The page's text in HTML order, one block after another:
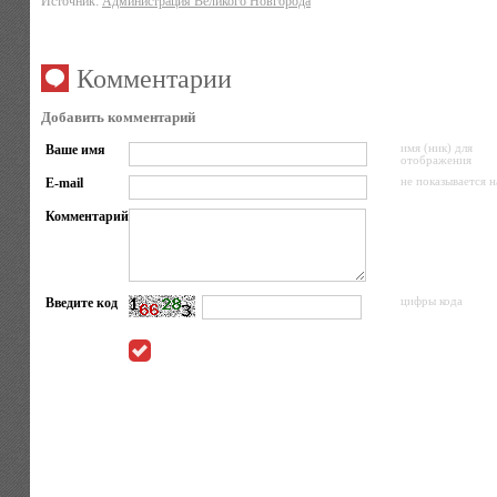
Комментарии
Добавить комментарий
Ваше имя
имя (ник) для
отображения
E-mail не показывается
Комментарий
Введите код цифры кода